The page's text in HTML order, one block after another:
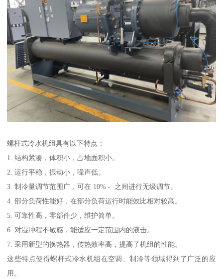
螺杆式冷水机组具有以下特点：
1. 结构紧凑，体积小，占地面积小。
2. 运行平稳，振动小，噪声低。
3. 制冷量调节范围广，可在 10% - 之间进行无级调节。
4. 部分负荷性能好，在部分负荷运行时能效比相对较高。
5. 可靠性高，零部件少，维护简单。
6. 对湿冲程不敏感，能适应一定范围内的液击。
7. 采用新型的换热器，传热效率高，提高了机组的性能。
这些特点使得螺杆式冷水机组在空调、制冷等领域得到了广泛的应
用。